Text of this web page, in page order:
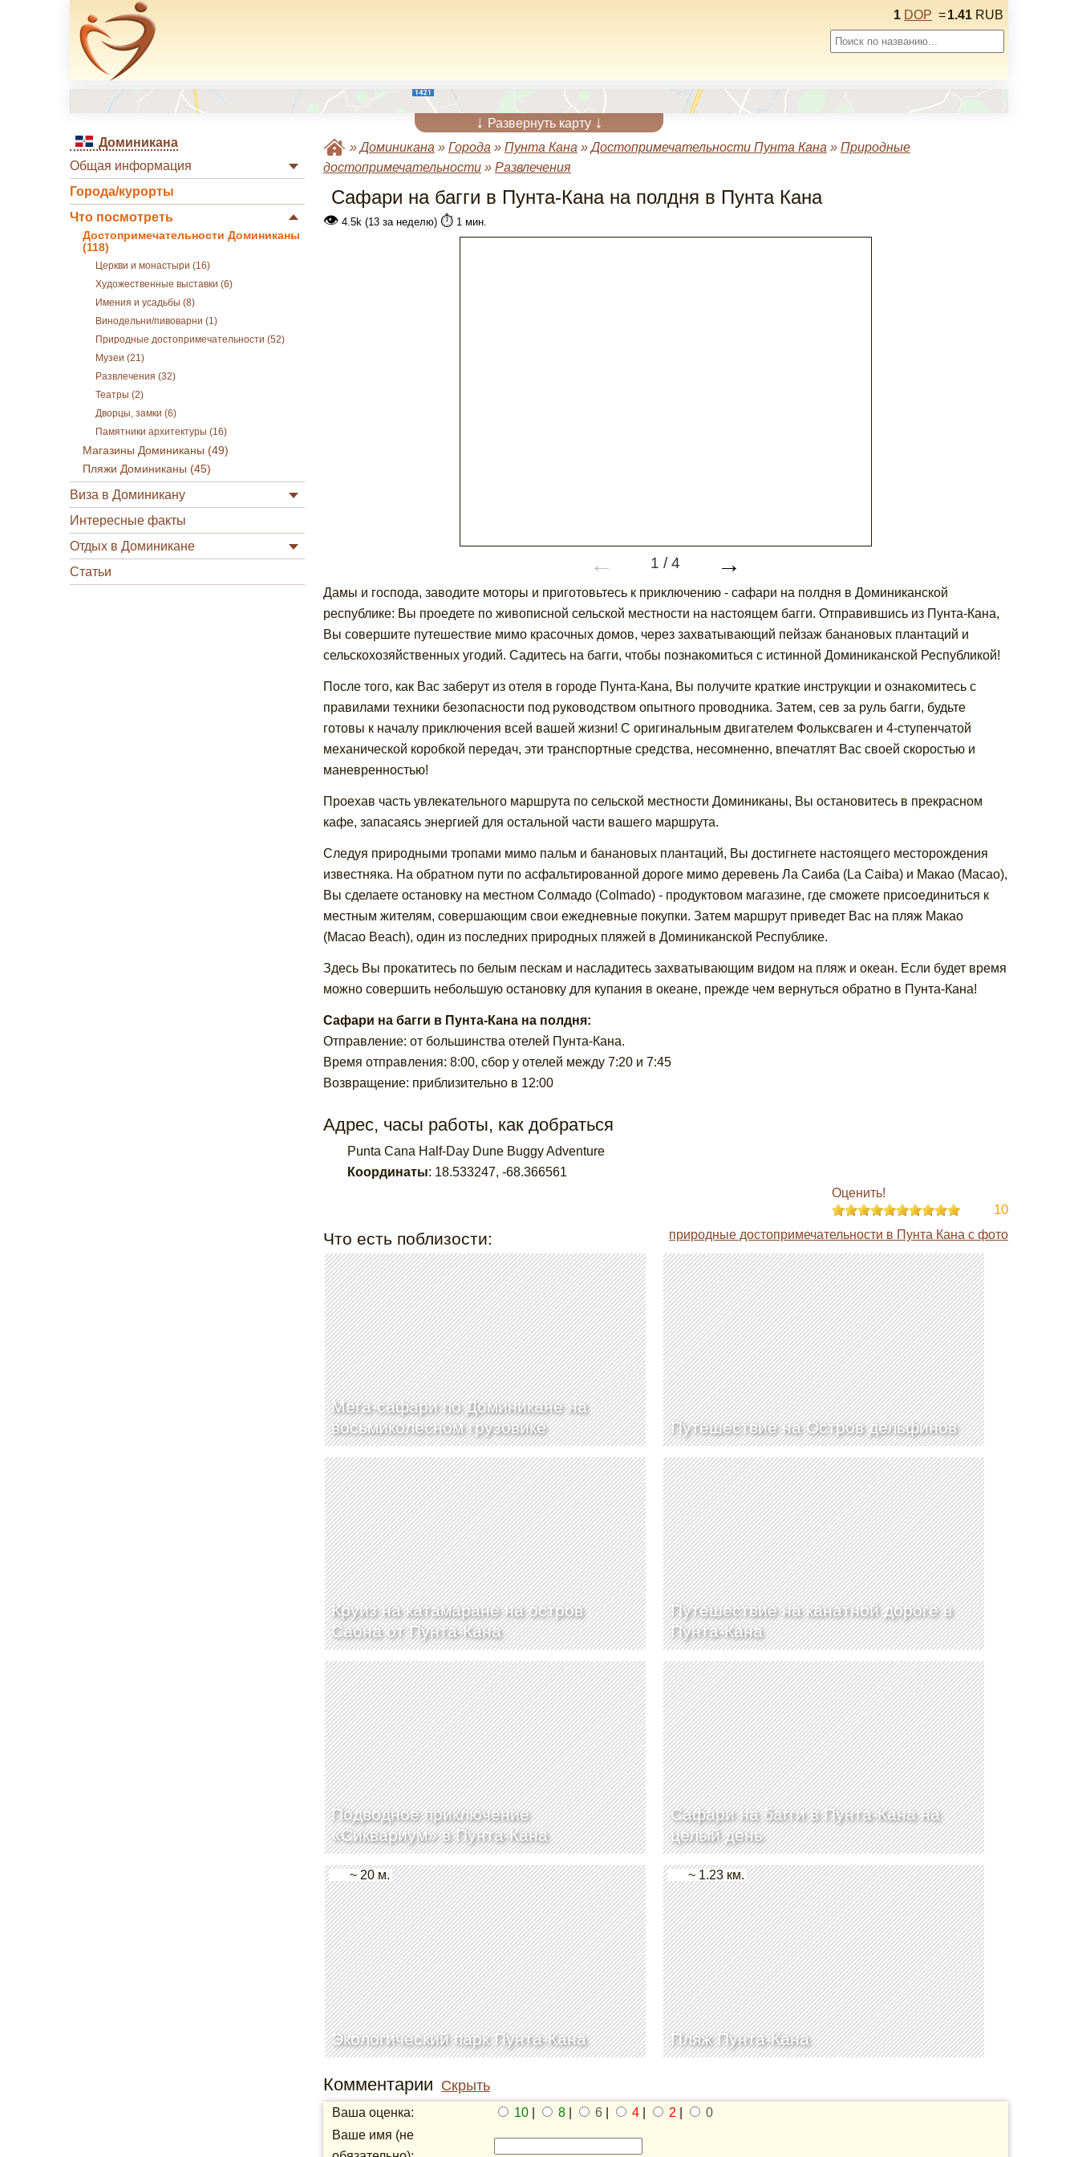
1 DOP =1.41 RUB
↓ Развернуть карту ↓
Доминикана
Общая информация
Города/курорты
Что посмотреть
Достопримечательности Доминиканы
(118)
Церкви и монастыри (16)
Художественные выставки (6)
Имения и усадьбы (8)
Винодельни/пивоварни (1)
Природные достопримечательности (52)
Музеи (21)
Развлечения (32)
Театры (2)
Дворцы, замки (6)
Памятники архитектуры (16)
Магазины Доминиканы (49)
Пляжи Доминиканы (45)
Виза в Доминикану
Интересные факты
Отдых в Доминикане
Статьи
»Доминикана » Города » Пунта Кана »Достопримечательности Пунта Кана » Природные
достопримечательности» Развлечения
Сафари на багги в Пунта-Кана на полдня в Пунта Кана
👁4.5k (13 за неделю) ⏱️1 мин.
← 1 /4 →
Дамы и господа, заводите моторы и приготовьтесь к приключению - сафари на полдня в Доминиканской
республике: Вы проедете по живописной сельской местности на настоящем багги. Отправившись из Пунта-Кана,
Вы совершите путешествие мимо красочных домов, через захватывающий пейзаж банановых плантаций и
сельскохозяйственных угодий. Садитесь на багги, чтобы познакомиться с истинной Доминиканской Республикой!
После того, как Вас заберут из отеля в городе Пунта-Кана, Вы получите краткие инструкции и ознакомитесь с
правилами техники безопасности под руководством опытного проводника. Затем, сев за руль багги, будьте
готовы к началу приключения всей вашей жизни! С оригинальным двигателем Фольксваген и 4-ступенчатой
механической коробкой передач, эти транспортные средства, несомненно, впечатлят Вас своей скоростью и
маневренностью!
Проехав часть увлекательного маршрута по сельской местности Доминиканы, Вы остановитесь в прекрасном
кафе, запасаясь энергией для остальной части вашего маршрута.
Следуя природными тропами мимо пальм и банановых плантаций, Вы достигнете настоящего месторождения
известняка. На обратном пути по асфальтированной дороге мимо деревень Ла Саиба (La Caiba) и Макао (Macao),
Вы сделаете остановку на местном Солмадо (Colmado) - продуктовом магазине, где сможете присоединиться к
местным жителям, совершающим свои ежедневные покупки. Затем маршрут приведет Вас на пляж Макао
(Macao Beach), один из последних природных пляжей в Доминиканской Республике.
Здесь Вы прокатитесь по белым пескам и насладитесь захватывающим видом на пляж и океан. Если будет время
можно совершить небольшую остановку для купания в океане, прежде чем вернуться обратно в Пунта-Кана!
Сафари на багги в Пунта-Кана на полдня:
Отправление: от большинства отелей Пунта-Кана.
Время отправления: 8:00, сбор у отелей между 7:20 и 7:45
Возвращение: приблизительно в 12:00
Адрес, часы работы, как добраться
Punta Cana Half-Day Dune Buggy Adventure
Координаты: 18.533247, -68.366561
Оценить!
10
Что есть поблизости: природные достопримечательности в Пунта Кана с фото
Мега-сафари по Доминикане на
восьмиколесном грузовике
Путешествие на Остров дельфинов
Круиз на катамаране на остров
Саона от Пунта-Кана
Путешествие на канатной дороге в
Пунта-Кана
Подводное приключение
«Сиквариум» в Пунта-Кана
Cафари на багги в Пунта-Кана на
целый день
Экологический парк Пунта-Кана
~ 20 м.
Пляж Пунта-Кана
~ 1.23 км.
Комментарии Скрыть
Ваша оценка: 10| 8| 6| 4| 2
0
Ваше имя (не